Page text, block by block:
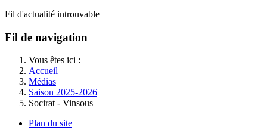
Fil d'actualité introuvable
Fil de navigation
Vous êtes ici :
Accueil
Médias
Saison 2025-2026
Socirat - Vinsous
Plan du site